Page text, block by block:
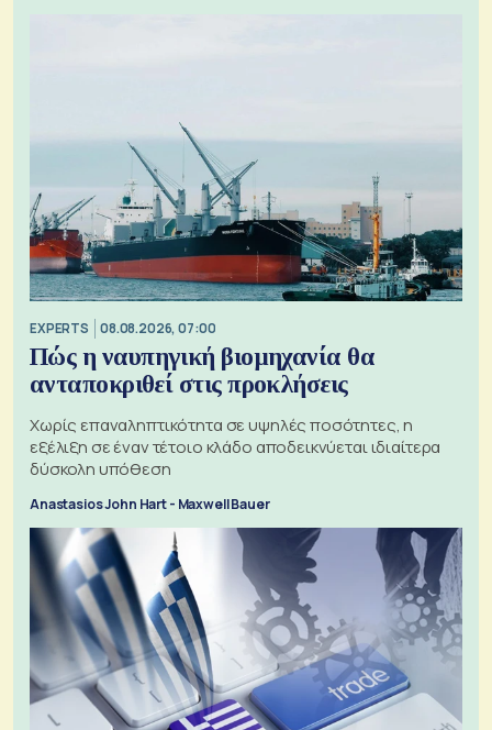
EXPERTS 08.08.2026, 07:00
Πώς η ναυπηγική βιομηχανία θα
ανταποκριθεί στις προκλήσεις
Χωρίς επαναληπτικότητα σε υψηλές ποσότητες, η
εξέλιξη σε έναν τέτοιο κλάδο αποδεικνύεται ιδιαίτερα
δύσκολη υπόθεση
Anastasios John Hart - Maxwell Bauer